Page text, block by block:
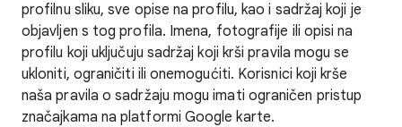
profilnu sliku, sve opise na profilu, kao i sadržaj koji je
objavljen s tog profila. Imena, fotografije ili opisi na
profilu koji uključuju sadržaj koji krši pravila mogu se
ukloniti, ograničiti ili onemogućiti. Korisnici koji krše
naša pravila o sadržaju mogu imati ograničen pristup
značajkama na platformi Google karte.